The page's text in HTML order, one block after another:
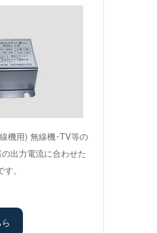
機用) 無線機･TV等の
出力電流に合わせた
。